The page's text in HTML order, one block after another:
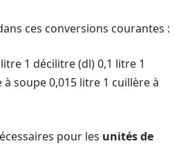
ces conversions courantes :
1 décilitre (dl) 0,1 litre 1
soupe 0,015 litre 1 cuillère à
pour les unités de